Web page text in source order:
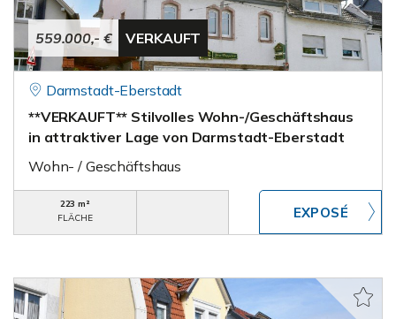
559.000,- € VERKAUFT
Darmstadt-Eberstadt
**VERKAUFT** Stilvolles Wohn-/Geschäftshaus
in attraktiver Lage von Darmstadt-Eberstadt
Wohn- / Geschäftshaus
223 m²
FLÄCHE